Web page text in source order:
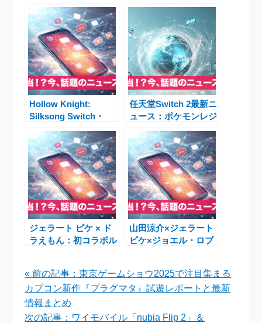
Hollow Knight:
Silksong Switch・
較進化解説
任天堂Switch 2最新ニ
ュース：ポケモンレジ
選・招待販売・体験会
まとめ
ジェラート ピケ × ド
ラえもん：初コラボル
スタート
山田涼介×ジェラート
ピケ×ジョエル・ロブ
クション徹底解説
« 前の記事：東京ゲームショウ2025で注目集まる
カプコン新作『プラグマタ』試遊レポートと最新
情報まとめ
次の記事：ワイモバイル「nubia Flip 2」＆